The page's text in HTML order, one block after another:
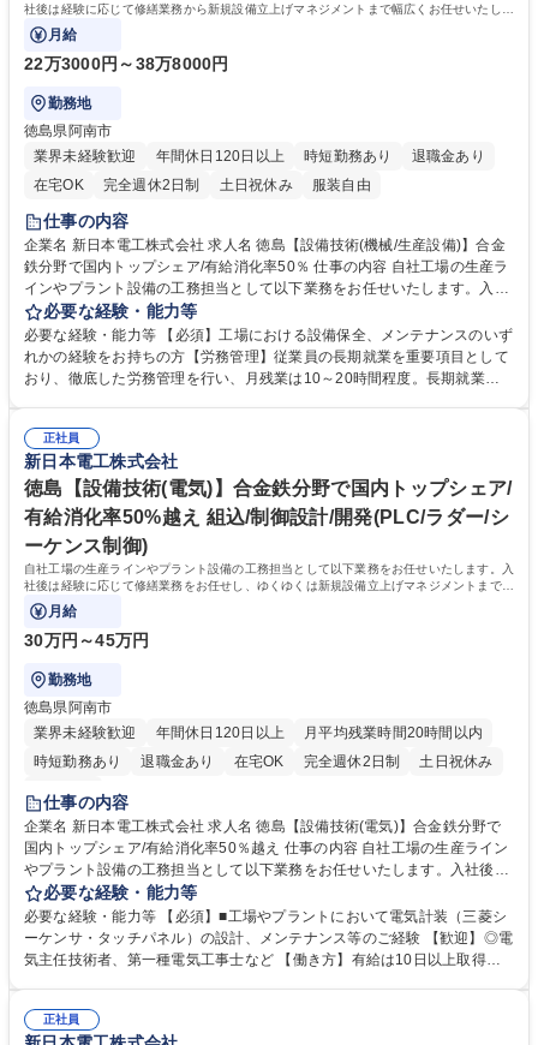
社後は経験に応じて修繕業務から新規設備立上げマネジメントまで幅広くお任せいたしま
す。
月給
22万3000円～38万8000円
勤務地
徳島県阿南市
業界未経験歓迎
年間休日120日以上 時短勤務あり
退職金あり
在宅OK
完全週休2日制 土日祝休み 服装自由
仕事の内容
企業名 新日本電工株式会社 求人名 徳島【設備技術(機械/生産設備)】合金
鉄分野で国内トップシェア/有給消化率50％ 仕事の内容 自社工場の生産ラ
インやプラント設備の工務担当として以下業務をお任せいたします。入社
後は経験に応じて修繕業務から新規設備立上げマネジメントまで幅広くお
任せいたします。 【具体的に】■新規設備投資案件の立案推進 ■大型の設
備投資案件のプロジェクトリーダー ■既存設備の改善推進 ■設備管理シス
テムの構築・運用 ■生産ラインの機械修繕対応（トラブル対応有）■予備
徐々にステップアップしていただくことを期待しています。 募集職種 徳
島【設備技術(機械/生産設備)】合金鉄分野で国内トップシェア/有給消化率
50％
必要な経験・能力等
必要な経験・能力等 【必須】工場における設備保全、メンテナンスのいず
れかの経験をお持ちの方【労務管理】従業員の長期就業を重要項目として
おり、徹底した労務管理を行い、月残業は10～20時間程度。長期就業が
て「くるみんマーク」の認定を受けており、法定を超えた各種制度を取り
揃えております。 ■家賃補助は賃貸であり続ける限り適用。詳細は制度・
福利厚生を参照 ■終身雇用を掲げ、年収も着実に毎年上がります。退職金
完備。■有給は1年目から20日※付与。入社時から使用可能。※入社月に
よって日数変動 学歴・資格 学歴：大学院 大学 高専 短大 専修学校 高校 語
学力： 資格：
正社員
新日本電工株式会社
徳島【設備技術(電気)】合金鉄分野で国内トップシェア/
有給消化率50%越え 組込/制御設計/開発(PLC/ラダー/シ
ーケンス制御)
自社工場の生産ラインやプラント設備の工務担当として以下業務をお任せいたします。入
社後は経験に応じて修繕業務をお任せし、ゆくゆくは新規設備立上げマネジメントまで幅
広くご活躍いただきます。
月給
30万円～45万円
勤務地
徳島県阿南市
業界未経験歓迎
年間休日120日以上
月平均残業時間20時間以内
時短勤務あり
退職金あり 在宅OK 完全週休2日制
土日祝休み
服装自由
仕事の内容
企業名 新日本電工株式会社 求人名 徳島【設備技術(電気)】合金鉄分野で
国内トップシェア/有給消化率50％越え 仕事の内容 自社工場の生産ライン
やプラント設備の工務担当として以下業務をお任せいたします。入社後は
経験に応じて修繕業務をお任せし、ゆくゆくは新規設備立上げマネジメン
トまで幅広くご活躍いただきます。 【具体的に】■新規設備投資案件の立
案推進（外注工事向けの仕様書作成、価格交渉、社内稟議、工事監督等含
む） ■大型の設備投資案件のプロジェクトリーダー ■既存設備の改善推進
行っています。 ※今回の募集業務では、建物への建設改変等の実作業は発
必要な経験・能力等
必要な経験・能力等 【必須】■工場やプラントにおいて電気計装（三菱シ
ーケンサ・タッチパネル）の設計、メンテナンス等のご経験 【歓迎】◎電
気主任技術者、第一種電気工事士など 【働き方】有給は10日以上取得す
各種制度を取り揃えております。 ■家賃補助は賃貸であり続ける限り適
正社員